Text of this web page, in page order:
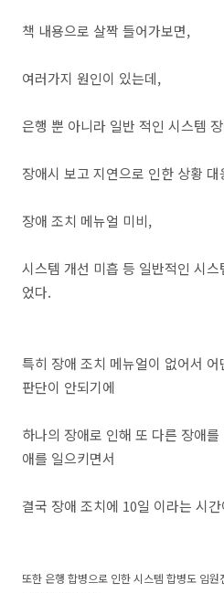
책 내용으로 살짝 들어가보면,
여러가지 원인이 있는데,
은행 뿐 아니라 일반 적인 시스템
장애시 보고 지연으로 인한 상황
장애 조치 메뉴얼 미비,
시스템 개선 미흡 등 일반적인 시
었다.
특히 장애 조치 메뉴얼이 없어서
판단이 안되기에
하나의 장애로 인해 또 다른 장애
애를 일으키면서
결국 장애 조치에 10일 이라는 시
또한 은행 합병으로 인한 시스템 합병도 임